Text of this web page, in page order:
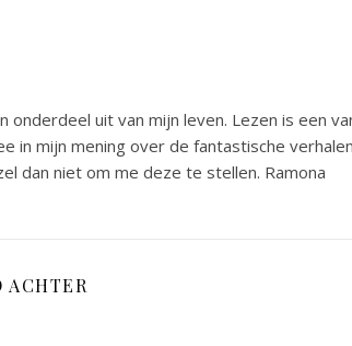
onderdeel uit van mijn leven. Lezen is een
in mijn mening over de fantastische verhalen
dan niet om me deze te stellen. Ramona
ACHTER